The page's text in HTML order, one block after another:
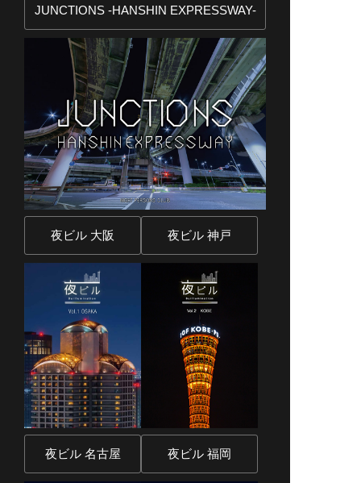
JUNCTIONS -HANSHIN EXPRESSWAY-
夜ビル 大阪 夜ビル 神戸
夜ビル 名古屋 夜ビル 福岡